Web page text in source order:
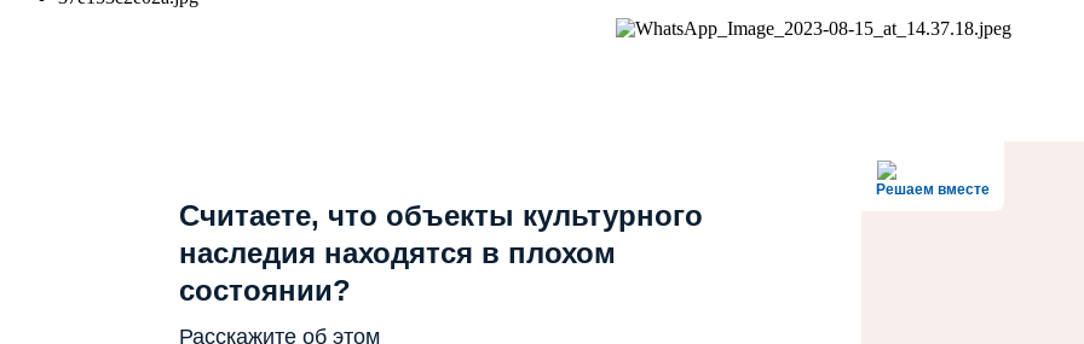
Решаем вместе
Считаете, что объекты культурного
наследия находятся в плохом
состоянии?
Расскажите об этом